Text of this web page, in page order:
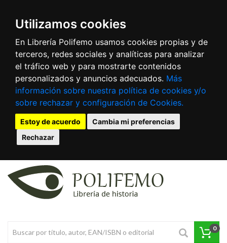
Utilizamos cookies
En Librería Polifemo usamos cookies propias y de
terceros, redes sociales y analíticas para analizar
el tráfico web y para mostrarte contenidos
personalizados y anuncios adecuados. Más
información sobre nuestra política de cookies y/o
sobre rechazar y configuración de Cookies.
Estoy de acuerdo
Cambia mi preferencias
Rechazar
0